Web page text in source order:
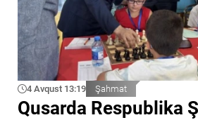
4 Avqust 13:19 Şahmat
Qusarda Respublika